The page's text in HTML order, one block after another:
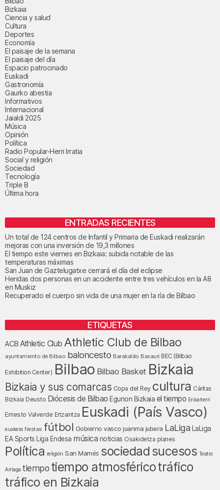
Bizkaia
Ciencia y salud
Cultura
Deportes
Economía
El paisaje de la semana
El paisaje del día
Espacio patrocinado
Euskadi
Gastronomía
Gaurko abestia
Informativos
Internacional
Jaialdi 2025
Música
Opinión
Política
Radio Popular-Herri Irratia
Social y religión
Sociedad
Tecnología
Triple B
Última hora
ENTRADAS RECIENTES
Un total de 124 centros de Infantil y Primaria de Euskadi realizarán
mejoras con una inversión de 19,3 millones
El tiempo este viernes en Bizkaia: subida notable de las
temperaturas máximas
San Juan de Gaztelugatxe cerrará el día del eclipse
Heridas dos personas en un accidente entre tres vehículos en la A8
en Muskiz
Recuperado el cuerpo sin vida de una mujer en la ría de Bilbao
ETIQUETAS
ACB Athletic Club Athletic Club de Bilbao
ayuntamiento de Bilbao baloncesto Barakaldo Basauri BEC (Bilbao
Exhibition Center) Bilbao Bilbao Basket Bizkaia
Bizkaia y sus comarcas Copa del Rey cultura Cáritas
Bizkaia Deusto Diócesis de Bilbao Egunon Bizkaia el tiempo Enkarterri
Ernesto Valverde Ertzaintza Euskadi (País Vasco)
euskera fiestas fútbol Gobierno vasco juanma jubera LaLiga LaLiga
EA Sports
Liga Endesa música noticias Osakidetza planes
Política religión San Mamés sociedad sucesos Teatro
Arriaga tiempo tiempo atmosféricotráfico
tráfico en Bizkaia